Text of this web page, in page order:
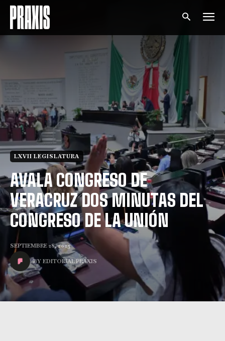
LXVII LEGISLATURA
AVALA CONGRESO DE
VERACRUZ DOS MINUTAS DEL
CONGRESO DE LA UNIÓN
SEPTIEMBRE 28, 2025
BY EDITORIAL PRAXIS